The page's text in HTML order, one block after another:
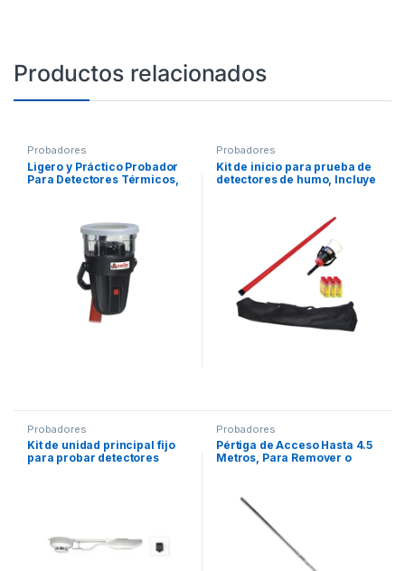
Productos relacionados
Probadores
Ligero y Práctico Probador
Para Detectores Térmicos,
Probadores
Kit de inicio para prueba de
detectores de humo, Incluye
Probadores
Kit de unidad principal fijo
para probar detectores
Probadores
Pértiga de Acceso Hasta 4.5
Metros, Para Remover o
System Sensor, Requiere
XR-2B (no Incluido)